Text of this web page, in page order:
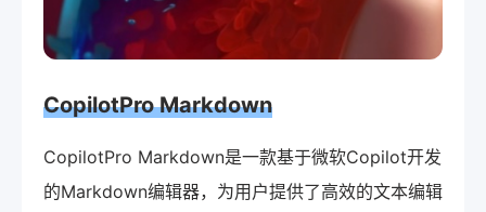
CopilotPro Markdown
CopilotPro Markdown是一款基于微软Copilot开发
的Markdown编辑器，为用户提供了高效的文本编辑